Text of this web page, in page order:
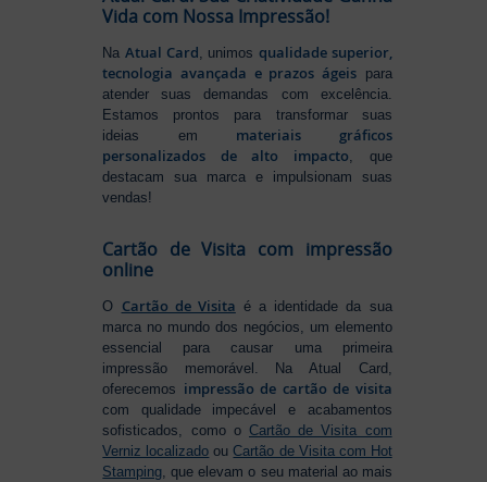
Vida com Nossa Impressão!
Na Atual Card , unimos qualidade superior,
tecnologia avançada e prazos ágeispara
atender suas demandas com excelência.
Estamos prontos para transformar suas
ideias em materiais gráficos
personalizados de alto impacto , que
destacam sua marca e impulsionam suas
vendas!
Cartão de Visita com impressão
online
O Cartão de Visita é a identidade da sua
marca no mundo dos negócios, um elemento
essencial para causar uma primeira
impressão memorável. Na Atual Card,
oferecemos impressão de cartão de visita
com qualidade impecável e acabamentos
sofisticados, como o Cartão de Visita com
Verniz localizado ouCartão de Visita com Hot
Stamping, que elevam o seu material ao mais